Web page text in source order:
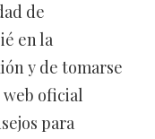
de
en la
y de tomarse
web oficial
para